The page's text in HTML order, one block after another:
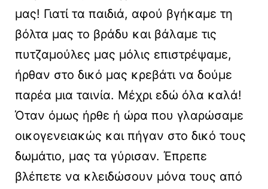
μας! Γιατί τα παιδιά, αφού βγήκαμε τη
βόλτα μας το βράδυ και βάλαμε τις
πυτζαμούλες μας μόλις επιστρέψαμε,
ήρθαν στο δικό μας κρεβάτι να δούμε
παρέα μια ταινία. Μέχρι εδώ όλα καλά!
Όταν όμως ήρθε ή ώρα που γλαρώσαμε
οικογενειακώς και πήγαν στο δικό τους
δωμάτιο, μας τα γύρισαν. Έπρεπε
βλέπετε να κλειδώσουν μόνα τους από